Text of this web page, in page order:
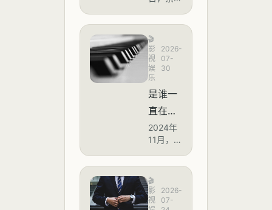
及行业
人士透
露，随
着微短
剧市场
持续爆
部短剧
演员的
片酬已
从2022
年的日
均数千
至目前
的3万至
4万元，
呼吁拒
摄，结
果评论
区很多
人都在
发《蜘
蛛侠：
崭新之
日》屏
怎么看
屏摄这
与漫威
联合出
品的
《蜘蛛
侠：崭
新之
日》在
中国大
陆正式
上映。
影片上
映前
夕，片
方通过
官方社
交媒体
🎬
影
视
娱
乐
2026-
07-
30
是谁一
直在往
中文里
加片假
2024年
11月，
搜“是谁
一直在
往中文
里加片
🎬
影
视
2026-
07-